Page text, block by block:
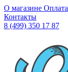
О магазине Оплата
Контакты
8 (499) 350 17 87